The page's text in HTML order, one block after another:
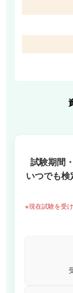
試験期間
いつでも
※現在試験を受